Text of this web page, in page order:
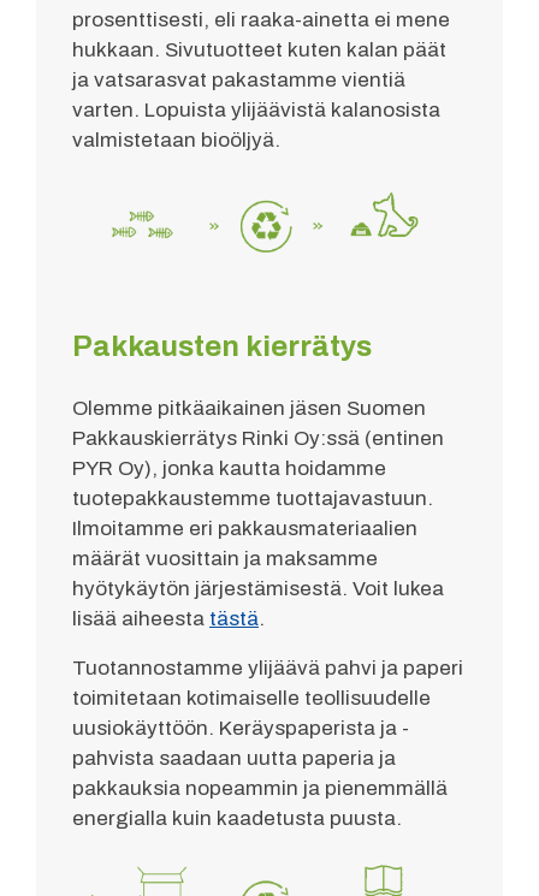
prosenttisesti, eli raaka-ainetta ei mene
hukkaan. Sivutuotteet kuten kalan päät
ja vatsarasvat pakastamme vientiä
varten. Lopuista ylijäävistä kalanosista
valmistetaan bioöljyä.
Pakkausten kierrätys
Olemme pitkäaikainen jäsen Suomen
Pakkauskierrätys Rinki Oy:ssä (entinen
PYR Oy), jonka kautta hoidamme
tuotepakkaustemme tuottajavastuun.
Ilmoitamme eri pakkausmateriaalien
määrät vuosittain ja maksamme
hyötykäytön järjestämisestä. Voit lukea
lisää aiheesta tästä.
Tuotannostamme ylijäävä pahvi ja paperi
toimitetaan kotimaiselle teollisuudelle
uusiokäyttöön. Keräyspaperista ja -
pahvista saadaan uutta paperia ja
pakkauksia nopeammin ja pienemmällä
energialla kuin kaadetusta puusta.